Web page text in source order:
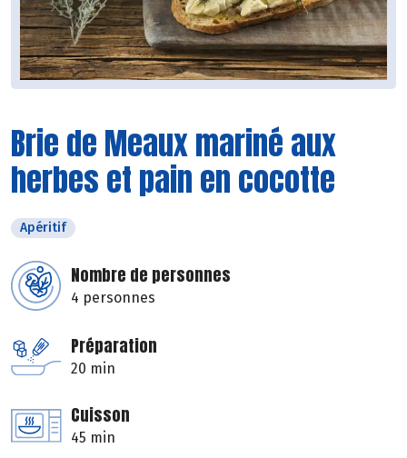
Brie de Meaux mariné aux
herbes et pain en cocotte
Apéritif
Nombre de personnes
4 personnes
Préparation
20 min
Cuisson
45 min